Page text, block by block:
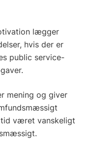
lægger
hvis der er
public service-
mening og giver
været vanskeligt